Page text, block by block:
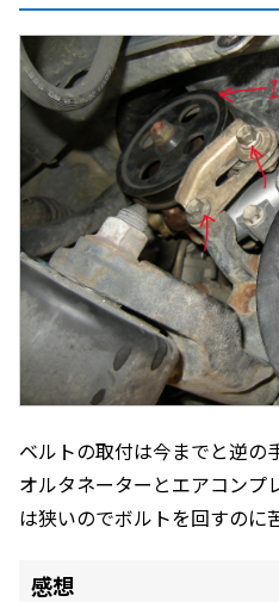
ベルトの取付は今までと逆の
オルタネーターとエアコンプ
は狭いのでボルトを回すのに
感想